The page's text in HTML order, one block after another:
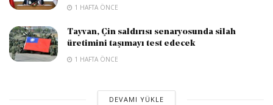
1 HAFTA ÖNCE
Tayvan, Çin saldırısı senaryosunda silah
üretimini taşımayı test edecek
1 HAFTA ÖNCE
DEVAMI YÜKLE